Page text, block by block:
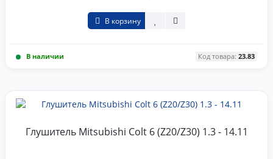
В корзину
В наличии Код товара: 23.83
Глушитель Mitsubishi Colt 6 (Z20/Z30) 1.3 - 14.11